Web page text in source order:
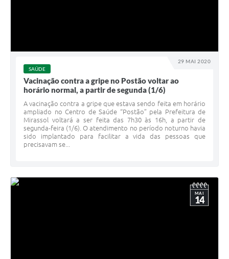
29 MAI 2020
SAÚDE
Vacinação contra a gripe no Postão voltar ao
horário normal, a partir de segunda (1/6)
A vacinação contra a gripe que estava sendo feita em horário
ampliado no Centro de Saúde “Postão” pela Prefeitura de
Mirassol voltará a ser feita das 7h30 às 16h, a partir de
segunda-feira (1/6). O atendimento no período noturno havia
sido implantado para facilitar a vida das pessoas que
precisavam se...
MAI
14